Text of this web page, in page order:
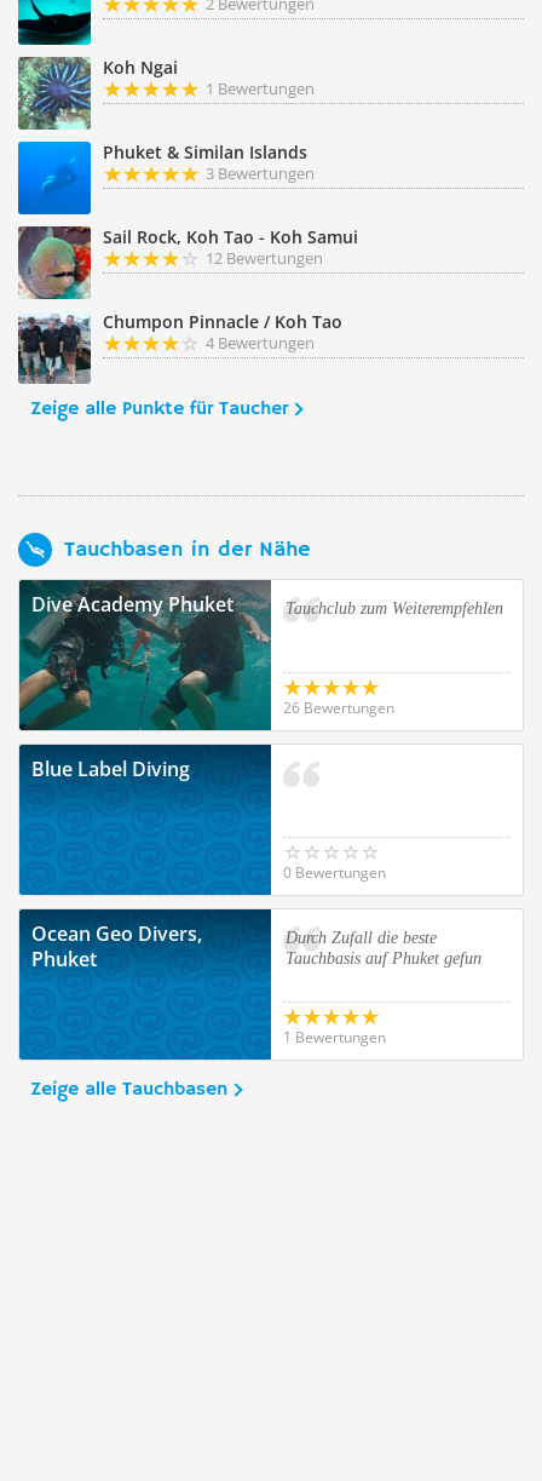
Koh Ngai
1 Bewertungen
Phuket & Similan Islands
3 Bewertungen
Sail Rock, Koh Tao - Koh Samui
12 Bewertungen
Chumpon Pinnacle / Koh Tao
4 Bewertungen
Zeige alle Punkte für Taucher
Tauchbasen in der Nähe
Dive Academy Phuket Tauchclub zum Weiterempfehlen
26 Bewertungen
Blue Label Diving
0 Bewertungen
Ocean Geo Divers,
Phuket
Durch Zufall die beste
Tauchbasis auf Phuket gefun
1 Bewertungen
Zeige alle Tauchbasen